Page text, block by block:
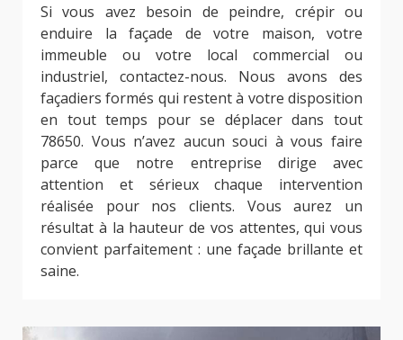
Si vous avez besoin de peindre, crépir ou
enduire la façade de votre maison, votre
immeuble ou votre local commercial ou
industriel, contactez-nous. Nous avons des
façadiers formés qui restent à votre disposition
en tout temps pour se déplacer dans tout
78650. Vous n’avez aucun souci à vous faire
parce que notre entreprise dirige avec
attention et sérieux chaque intervention
réalisée pour nos clients. Vous aurez un
résultat à la hauteur de vos attentes, qui vous
convient parfaitement : une façade brillante et
saine.